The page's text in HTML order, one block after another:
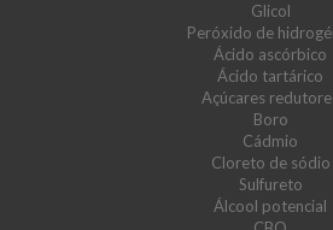
Glicol
Peróxido de
Ácido ascórbico
Ácido tartárico
Açúcares
Boro
Cádmio
Cloreto de sódio
Sulfureto
Álcool potencial